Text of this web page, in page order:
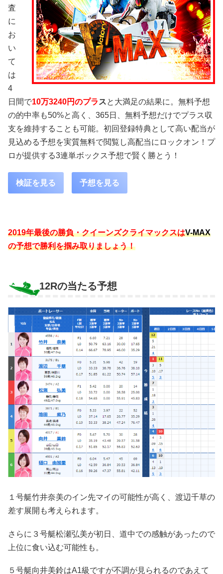
査
に
お
い
て
は
4
日間で10万3240円のプラスと大満足の結果に。無料予想
の的中率も50%と高く、365日、無料予想だけでプラス収
支を維持することも可能。初回登録特典として高い配当が
見込める予想を実質無料で閲覧し高配当にロックオン！プ
ロが提供する3連単ボックス予想で賢く勝とう！
検証を見る 予想を見る
2019年最後の勝負・クイーンズクライマックスはV-MAX
の予想で勝利を掴み取りましょう！
12Rの当たる予想
１号艇竹井奈美のイン先マイの可能性が高く、渡辺千草の
差す展開も考えられます。
さらに３号艇松瀬弘美が初日、道中での感触があったので
上位に食い込む可能性も。
５号艇向井美鈴はA1級ですが不調が見られるのであえて